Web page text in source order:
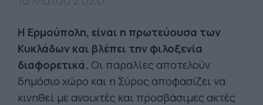
Η Ερμούπολη, είναι η πρωτεύουσα των
Κυκλάδων και βλέπει την φιλοξενία
διαφορετικά. Οι παραλίες αποτελούν
δημόσιο χώρο και η Σύρος αποφασίζει να
κινηθεί με ανοιχτές και προσβάσιμες ακτές